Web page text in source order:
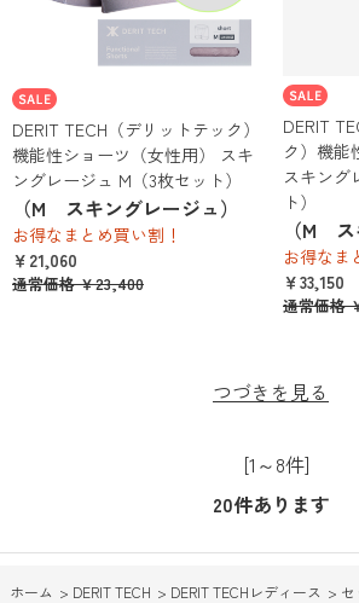
DERIT TECH（デリットテック）
機能性ショーツ（女性用） スキ
ングレージュ M（3枚セット）
（M スキングレージュ）
お得なまとめ買い割！
￥21,060
通常価格 ￥23,400
DERIT
ク）機能
スキング
ト）
（M ス
お得なま
￥33,150
通常価格
つづきを見る
[1～8件]
20件あります
ホーム > DERIT TECH > DERIT TECHレディース > セ